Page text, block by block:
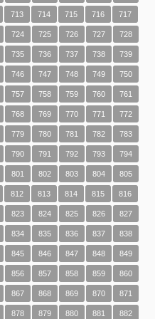
713 714 715 716 717
724 725 726 727 728
735 736 737 738 739
746 747 748 749 750
757 758 759 760 761
768 769 770 771 772
779 780 781 782 783
790 791 792 793 794
801 802 803 804 805
812 813 814 815 816
823 824 825 826 827
834 835 836 837 838
845 846 847 848 849
856 857 858 859 860
867 868 869 870 871
878 879 880 881 882